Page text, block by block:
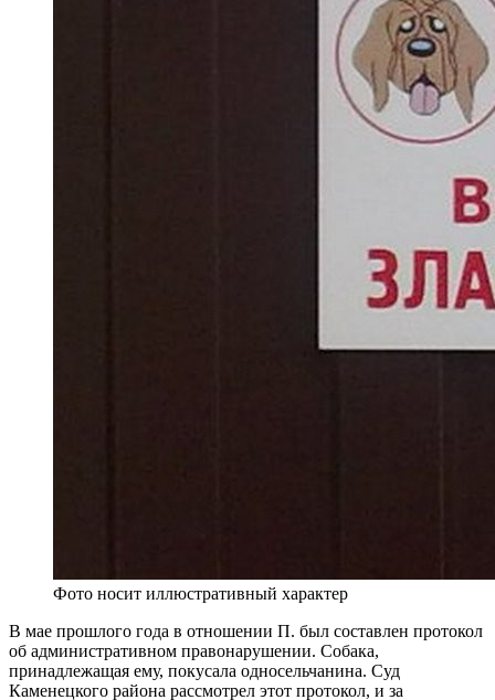
Фото носит иллюстративный характер
В мае прошлого года в отношении П. был составлен протокол
об административном правонарушении. Собака,
принадлежащая ему, покусала односельчанина. Суд
Каменецкого района рассмотрел этот протокол, и за